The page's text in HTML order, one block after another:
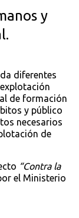
y
diferentes
de formación
y público
necesarios
de
“Contra la
el Ministerio